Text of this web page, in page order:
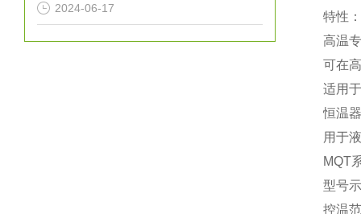
2024-06-17
特性
高温
可在‌
适用
恒温
用于
‌MQT
型号
控温